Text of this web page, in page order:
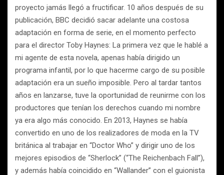
proyecto jamás llegó a fructificar. 10 años después de su
publicación, BBC decidió sacar adelante una costosa
adaptación en forma de serie, en el momento perfecto
para el director Toby Haynes: La primera vez que le hablé a
mi agente de esta novela, apenas había dirigido un
programa infantil, por lo que hacerme cargo de su posible
adaptación era un sueño imposible. Pero al tardar tantos
años en lanzarse, tuve la oportunidad de reunirme con los
productores que tenían los derechos cuando mi nombre
ya era algo más conocido. En 2013, Haynes se había
convertido en uno de los realizadores de moda en la TV
británica al trabajar en “Doctor Who” y dirigir uno de los
mejores episodios de “Sherlock” (“The Reichenbach Fall”),
y además había coincidido en “Wallander” con el guionista